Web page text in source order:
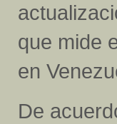
que mide
en
De